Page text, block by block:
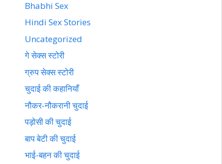
Bhabhi Sex
Hindi Sex Stories
Uncategorized
गे सेक्स स्टोरी
ग्रुप सेक्स स्टोरी
चुदाई की कहानियाँ
नौकर-नौकरानी चुदाई
पड़ोसी की चुदाई
बाप बेटी की चुदाई
भाई-बहन की चुदाई